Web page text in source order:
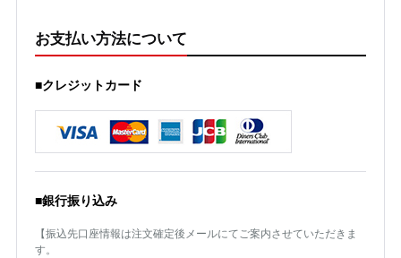
お支払い方法について
■クレジットカード
■銀行振り込み
【振込先口座情報は注文確定後メールにてご案内させていただきま
す。